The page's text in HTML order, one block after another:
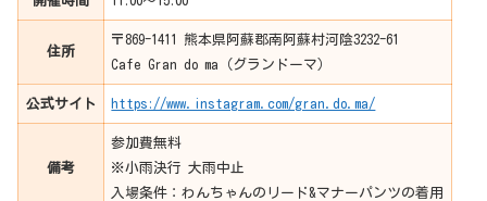
住所
〒869-1411 熊本県阿蘇郡南阿蘇村河陰3232-61
Cafe Gran do ma（グランドーマ）
公式サイト https://www.instagram.com/gran.do.ma/
備考
参加費無料
※小雨決行 大雨中止
入場条件：わんちゃんのリード&マナーパンツの着用